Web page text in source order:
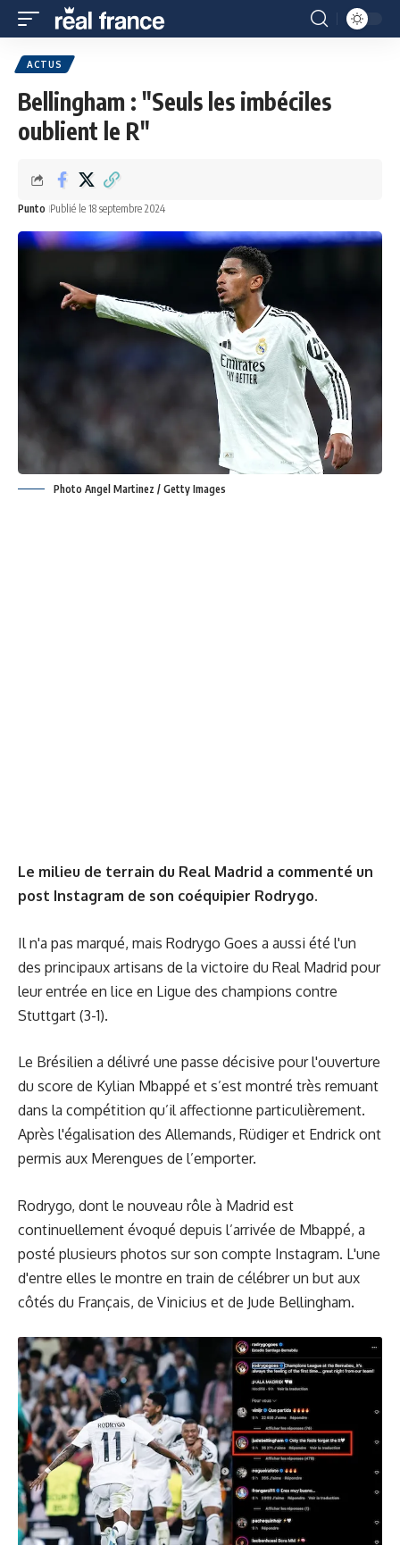
ACTUS
Bellingham : "Seuls les imbéciles
oublient le R"
Punto Publié le 18 septembre 2024
Photo Angel Martinez / Getty Images
Le milieu de terrain du Real Madrid a commenté un
post Instagram de son coéquipier Rodrygo.
Il n'a pas marqué, mais Rodrygo Goes a aussi été l'un
des principaux artisans de la victoire du Real Madrid pour
leur entrée en lice en Ligue des champions contre
Stuttgart (3-1).
Le Brésilien a délivré une passe décisive pour l'ouverture
du score de Kylian Mbappé et s’est montré très remuant
dans la compétition qu’il affectionne particulièrement.
Après l'égalisation des Allemands, Rüdiger et Endrick ont
permis aux Merengues de l’emporter.
Rodrygo, dont le nouveau rôle à Madrid est
continuellement évoqué depuis l’arrivée de Mbappé, a
posté plusieurs photos sur son compte Instagram. L'une
d'entre elles le montre en train de célébrer un but aux
côtés du Français, de Vinicius et de Jude Bellingham.